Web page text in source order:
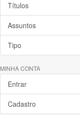
Títulos
Assuntos
Tipo
MINHA CONTA
Entrar
Cadastro